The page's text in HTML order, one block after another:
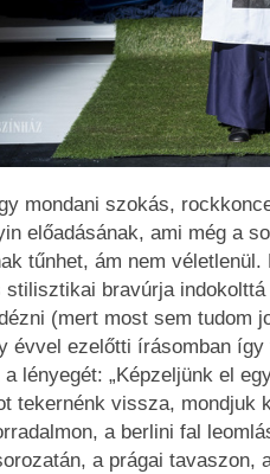
mondani szokás,
előadásának, ami még a
tűnhet, ám nem
stilisztikai bravúrja
(mert most sem tudom
évvel ezelőtti írásomban
lényegét: „Képzeljünk el
tekernénk vissza, mondjuk
a berlini fal
a prágai tavaszon,